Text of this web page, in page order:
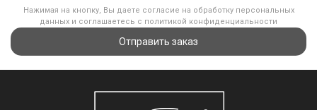
Нажимая на кнопку, Вы даете согласие на обработку персональных
данных и соглашаетесь с политикой конфиденциальности
Отправить заказ